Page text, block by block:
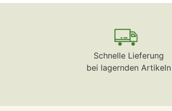
Schnelle Lieferung
bei lagernden Artikeln